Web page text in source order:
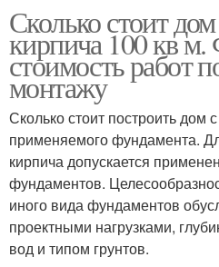
Сколько стоит
кирпича 100 кв
стоимость работ
монтажу
Сколько стоит построить дом
применяемого фундамента.
кирпича допускается
фундаментов.
иного вида фундаментов
проектными нагрузками,
вод и типом грунтов.